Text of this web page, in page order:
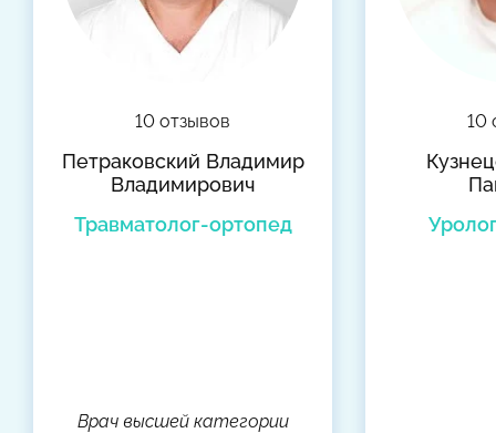
10 отзывов
Петраковский Владимир
Владимирович
Травматолог-ортопед
Врач высшей категории
10